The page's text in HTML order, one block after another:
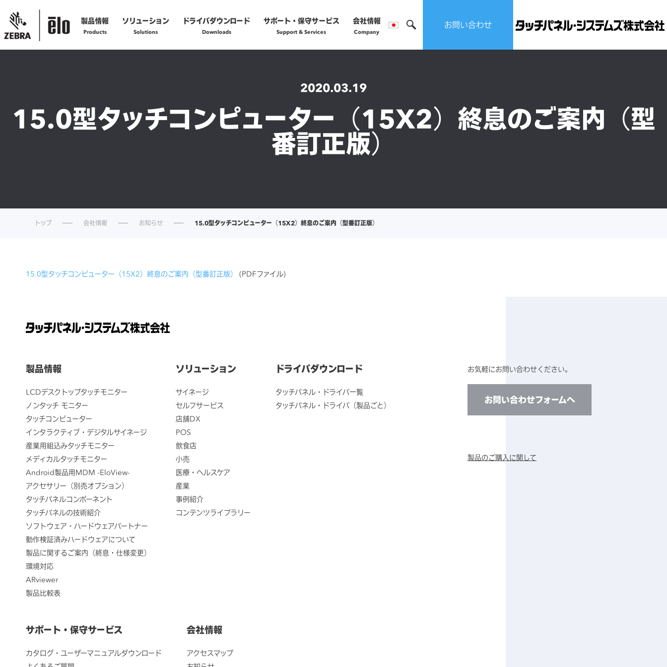
製品情報
Products
ソリューション
Solutions
ドライバダウンロード
Downloads
サポート・保守サービス
Support & Services
会社情報
Company
お問い合わせ
製品の修理に関するご依頼 正規販売代理店
2020.03.19
15.0型タッチコンピューター（15X2）終息のご案内（型
番訂正版）
トップ 会社情報 お知らせ 15.0型タッチコンピューター（15X2）終息のご案内（型番訂正版）
15.0型タッチコンピューター（15X2）終息のご案内（型番訂正版） (PDFファイル)
製品情報
LCDデスクトップタッチモニター
ノンタッチ モニター
タッチコンピューター
インタラクティブ・デジタルサイネージ
産業用組込みタッチモニター
メディカルタッチモニター
Android製品用MDM -EloView-
アクセサリー（別売オプション）
タッチパネルコンポーネント
タッチパネルの技術紹介
ソフトウェア・ハードウェアパートナー
動作検証済みハードウェアについて
製品に関するご案内（終息・仕様変更）
環境対応
ARviewer
製品比較表
ソリューション
サイネージ
セルフサービス
店舗DX
POS
飲食店
小売
医療・ヘルスケア
産業
事例紹介
コンテンツライブラリー
ドライバダウンロード
タッチパネル・ドライバ一覧
タッチパネル・ドライバ（製品ごと）
サポート・保守サービス
カタログ・ユーザーマニュアルダウンロード
会社情報
アクセスマップ
お気軽にお問い合わせください。
お問い合わせフォームへ
製品のご購入に関して